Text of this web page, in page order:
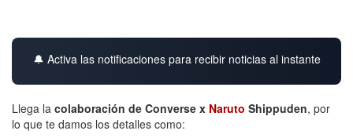
🔔 Activa las notificaciones para recibir noticias al instante
Llega la colaboración de Converse x Naruto Shippuden, por
lo que te damos los detalles como: